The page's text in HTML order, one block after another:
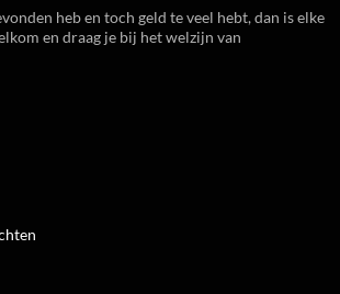
heb en toch geld te veel hebt, dan is elke
en draag je bij het welzijn van